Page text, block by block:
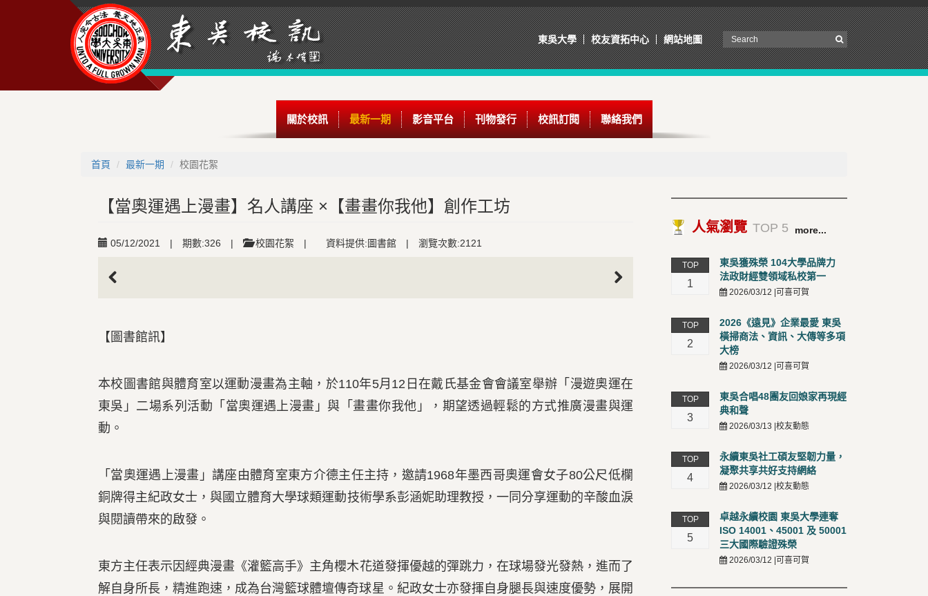
東吳大學 校友資拓中心 網站地圖
關於校訊 最新一期 影音平台 刊物發行 校訊訂閱 聯絡我們
首頁 最新一期 校園花絮
【當奧運遇上漫畫】名人講座 ×【畫畫你我他】創作工坊
05/12/2021 | 期數:326 | 校園花絮 | 資料提供:圖書館 | 瀏覽次數:2121
【圖書館訊】
本校圖書館與體育室以運動漫畫為主軸，於110年5月12日在戴氏基金會會議室舉辦「漫遊奧運在
東吳」二場系列活動「當奧運遇上漫畫」與「畫畫你我他」，期望透過輕鬆的方式推廣漫畫與運
動。
「當奧運遇上漫畫」講座由體育室東方介德主任主持，邀請1968年墨西哥奧運會女子80公尺低欄
銅牌得主紀政女士，與國立體育大學球類運動技術學系彭涵妮助理教授，一同分享運動的辛酸血淚
與閱讀帶來的啟發。
東方主任表示因經典漫畫《灌籃高手》主角櫻木花道發揮優越的彈跳力，在球場發光發熱，進而了
解自身所長，精進跑速，成為台灣籃球體壇傳奇球星。 紀政女士亦發揮自身腿長與速度優勢，展開
人氣瀏覽 TOP 5 more...
TOP
1
東吳獲殊榮 104大學品牌力
法政財經雙領域私校第一
2026/03/12 |可喜可賀
TOP
2
2026《遠見》企業最愛 東吳
橫掃商法、資訊、大傳等多項
大榜
2026/03/12 |可喜可賀
TOP
3
東吳合唱48團友回娘家再現經
典和聲
2026/03/13 |校友動態
TOP
4
永續東吳社工碩友堅韌力量，
凝聚共享共好支持網絡
2026/03/12 |校友動態
TOP
5
卓越永續校園 東吳大學連奪
ISO 14001、45001 及 50001
三大國際驗證殊榮
2026/03/12 |可喜可賀